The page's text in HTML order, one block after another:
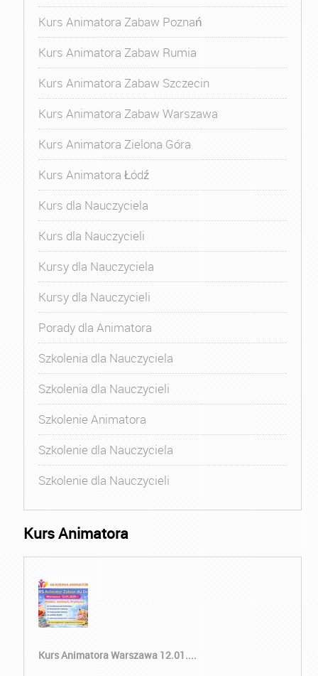
Kurs Animatora Zabaw Poznań
Kurs Animatora Zabaw Rumia
Kurs Animatora Zabaw Szczecin
Kurs Animatora Zabaw Warszawa
Kurs Animatora Zielona Góra
Kurs Animatora Łódź
Kurs dla Nauczyciela
Kurs dla Nauczycieli
Kursy dla Nauczyciela
Kursy dla Nauczycieli
Porady dla Animatora
Szkolenia dla Nauczyciela
Szkolenia dla Nauczycieli
Szkolenie Animatora
Szkolenie dla Nauczyciela
Szkolenie dla Nauczycieli
Kurs Animatora
Kurs Animatora Warszawa 12.01....